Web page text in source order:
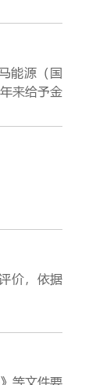
念，逐
基地,并
企业品牌
工作的鞭
连续性和
南民营企
社会责任
能源（国
来给予金
晖对金马
作。
上市一
，亲如
泵送往
，然后
价，依据
行改造扩
加预蒸馏
闭式冷却
等文件要